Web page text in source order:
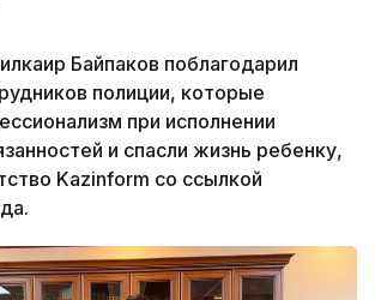
Байпаков поблагодарил
полиции, которые
при исполнении
и спасли жизнь ребенку,
Kazinform со ссылкой